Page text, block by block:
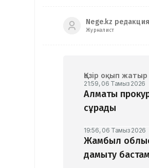
Nege.kz
Журналист
Қазір оқып жатыр
21:59, 06 Тамыз 2026
Алматы
сұрады
19:56, 06 Тамыз 2026
Жамбыл
дамыту